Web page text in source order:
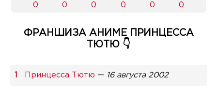
0 0 0 0 0 0
ФРАНШИЗА АНИМЕ ПРИНЦЕССА
ТЮТЮ 👇
Принцесса Тютю — 16 августа 2002